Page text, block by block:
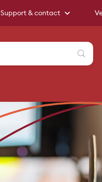
Support & contact
Zoeken